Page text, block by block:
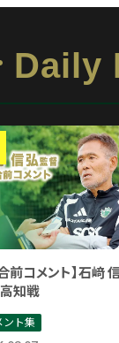
Daily
前コメント】石﨑
知戦
ント集